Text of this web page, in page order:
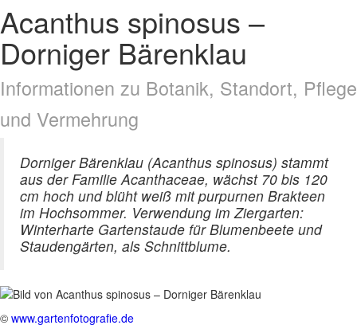
Acanthus spinosus –
Dorniger Bärenklau
Informationen zu Botanik, Standort, Pflege
und Vermehrung
Dorniger Bärenklau (Acanthus spinosus) stammt
aus der Familie Acanthaceae, wächst 70 bis 120
cm hoch und blüht weiß mit purpurnen Brakteen
im Hochsommer. Verwendung im Ziergarten:
Winterharte Gartenstaude für Blumenbeete und
Staudengärten, als Schnittblume.
© www.gartenfotografie.de